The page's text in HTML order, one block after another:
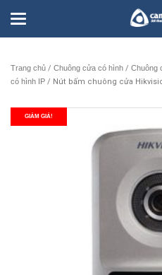
Trang chủ / Chuông cửa có hình / Chuông
có hình IP / Nút bấm chuông cửa
GIẢM GIÁ!